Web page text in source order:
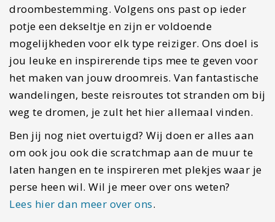
droombestemming. Volgens ons past op ieder
potje een dekseltje en zijn er voldoende
mogelijkheden voor elk type reiziger. Ons doel is
jou leuke en inspirerende tips mee te geven voor
het maken van jouw droomreis. Van fantastische
wandelingen, beste reisroutes tot stranden om bij
weg te dromen, je zult het hier allemaal vinden.
Ben jij nog niet overtuigd? Wij doen er alles aan
om ook jou ook die scratchmap aan de muur te
laten hangen en te inspireren met plekjes waar je
perse heen wil. Wil je meer over ons weten?
Lees hier dan meer over ons.